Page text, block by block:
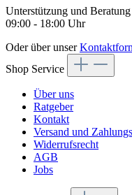
Unterstützung und
09:00 - 18:00 Uhr
Oder über unser
Shop Service
Über uns
Ratgeber
Kontakt
Versand und
Widerrufsrecht
AGB
Jobs